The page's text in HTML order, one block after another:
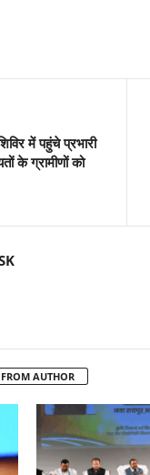
में पहुंचे प्रभारी
के ग्रामीणों को
AUTHOR